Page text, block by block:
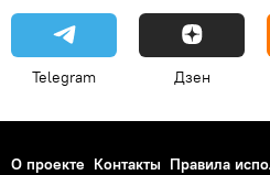
Telegram Дзен
О проекте Контакты Правила